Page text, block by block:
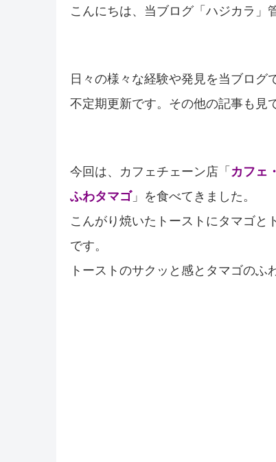
こんにちは、当ブログ「ハジカラ」
日々の様々な経験や発見を当ブログ
不定期更新です。その他の記事も見
今回は、カフェチェーン店「 カフェ
ふわタマゴ」を食べてきました。
こんがり焼いたトーストにタマゴと
です。
トーストのサクッと感とタマゴのふ